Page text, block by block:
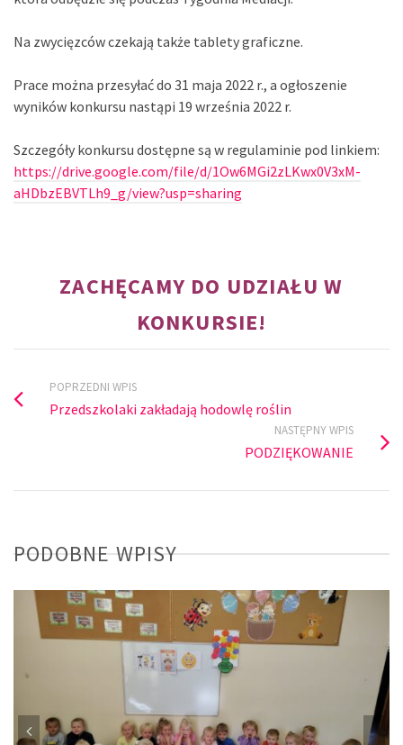
Na zwycięzców czekają także tablety graficzne.
Prace można przesyłać do 31 maja 2022 r., a ogłoszenie
wyników konkursu nastąpi 19 września 2022 r.
Szczegóły konkursu dostępne są w regulaminie pod linkiem:
https://drive.google.com/file/d/1Ow6MGi2zLKwx0V3xM-
aHDbzEBVTLh9_g/view?usp=sharing
ZACHĘCAMY DO UDZIAŁU W
KONKURSIE!
POPRZEDNI WPIS
Przedszkolaki zakładają hodowlę roślin
NASTĘPNY WPIS
PODZIĘKOWANIE
PODOBNE WPISY